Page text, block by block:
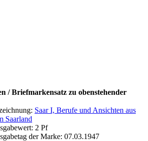
/ Briefmarkensatz zu obenstehender
Saar I, Berufe und Ansichten aus
Saarland
2 Pf
der Marke: 07.03.1947